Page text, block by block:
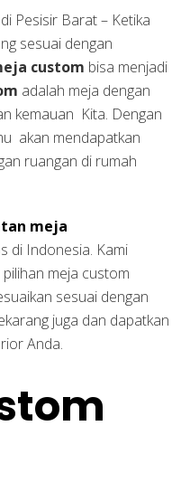
Pesisir Barat – Ketika
sesuai dengan
custom bisa menjadi
adalah meja dengan
kemauan Kita. Dengan
akan mendapatkan
ruangan di rumah
meja
di Indonesia. Kami
meja custom
sesuai dengan
juga dan dapatkan
Anda.